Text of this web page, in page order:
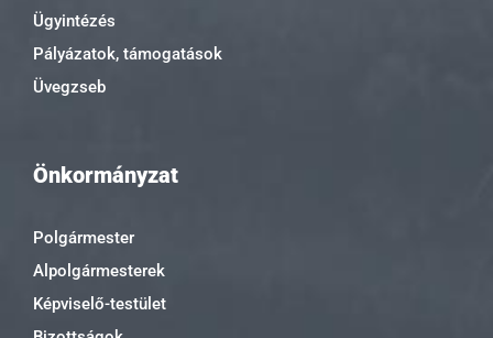
Ügyintézés
Pályázatok, támogatások
Üvegzseb
Önkormányzat
Polgármester
Alpolgármesterek
Képviselő-testület